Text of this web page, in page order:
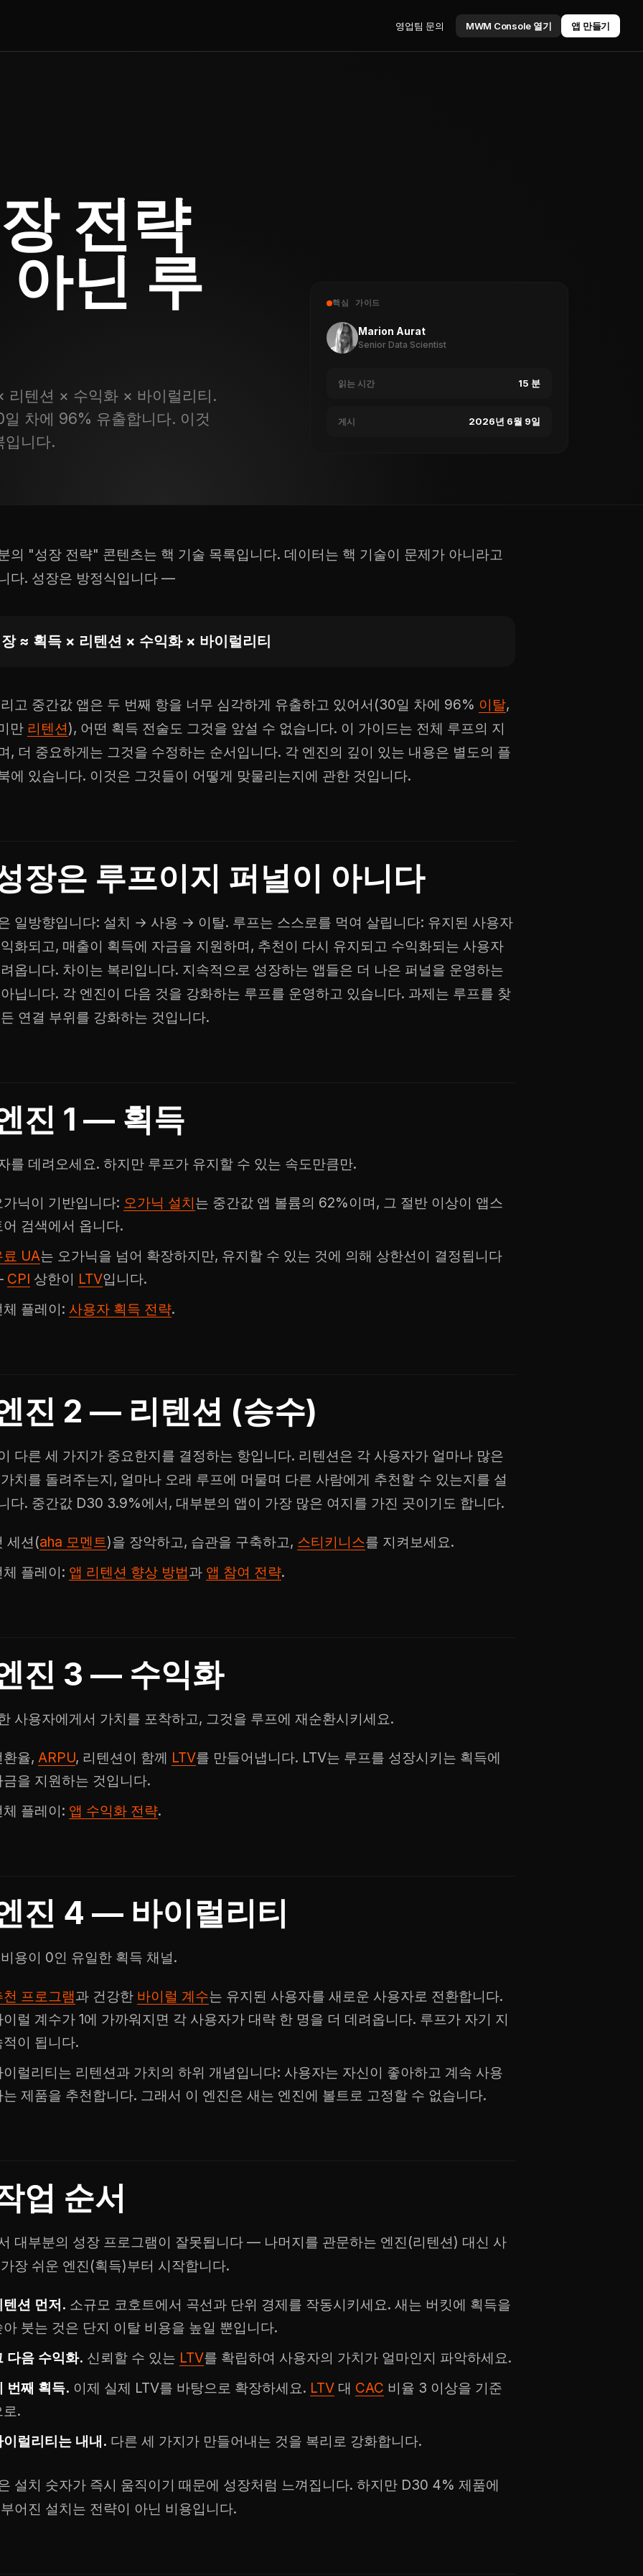
영업팀 문의 MWM Console 열기 앱 만들기
전략
닌 루
텐션 × 수익화 × 바이럴리티.
차에 96% 유출합니다. 이것
입니다.
핵심 가이드
Marion Aurat
Senior Data Scientist
읽는 시간 15 분
게시 2026년 6월 9일
의 "성장 전략" 콘텐츠는 핵 기술 목록입니다. 데이터는 핵 기술이 문제가 아니라고
다. 성장은 방정식입니다 —
≈ 획득 × 리텐션 × 수익화 × 바이럴리티
고 중간값 앱은 두 번째 항을 너무 심각하게 유출하고 있어서(30일 차에 96% 이탈,
만 리텐션), 어떤 획득 전술도 그것을 앞설 수 없습니다. 이 가이드는 전체 루프의 지
, 더 중요하게는 그것을 수정하는 순서입니다. 각 엔진의 깊이 있는 내용은 별도의 플
에 있습니다. 이것은 그것들이 어떻게 맞물리는지에 관한 것입니다.
장은 루프이지 퍼널이 아니다
일방향입니다: 설치 → 사용 → 이탈. 루프는 스스로를 먹여 살립니다: 유지된 사용자
화되고, 매출이 획득에 자금을 지원하며, 추천이 다시 유지되고 수익화되는 사용자
옵니다. 차이는 복리입니다. 지속적으로 성장하는 앱들은 더 나은 퍼널을 운영하는
닙니다. 각 엔진이 다음 것을 강화하는 루프를 운영하고 있습니다. 과제는 루프를 찾
연결 부위를 강화하는 것입니다.
진 1 — 획득
를 데려오세요. 하지만 루프가 유지할 수 있는 속도만큼만.
가닉이 기반입니다: 오가닉 설치는 중간값 앱 볼륨의 62%이며, 그 절반 이상이 앱스
어 검색에서 옵니다.
료 UA는 오가닉을 넘어 확장하지만, 유지할 수 있는 것에 의해 상한선이 결정됩니다
CPI 상한이 LTV입니다.
체 플레이: 사용자 획득 전략.
진 2 — 리텐션 (승수)
다른 세 가지가 중요한지를 결정하는 항입니다. 리텐션은 각 사용자가 얼마나 많은
치를 돌려주는지, 얼마나 오래 루프에 머물며 다른 사람에게 추천할 수 있는지를 설
다. 중간값 D30 3.9%에서, 대부분의 앱이 가장 많은 여지를 가진 곳이기도 합니다.
세션(aha 모멘트)을 장악하고, 습관을 구축하고, 스티키니스를 지켜보세요.
체 플레이: 앱 리텐션 향상 방법과 앱 참여 전략.
진 3 — 수익화
사용자에게서 가치를 포착하고, 그것을 루프에 재순환시키세요.
환율, ARPU, 리텐션이 함께 LTV를 만들어냅니다. LTV는 루프를 성장시키는 획득에
금을 지원하는 것입니다.
체 플레이: 앱 수익화 전략.
진 4 — 바이럴리티
용이 0인 유일한 획득 채널.
천 프로그램과 건강한 바이럴 계수는 유지된 사용자를 새로운 사용자로 전환합니다.
이럴 계수가 1에 가까워지면 각 사용자가 대략 한 명을 더 데려옵니다. 루프가 자기 지
적이 됩니다.
이럴리티는 리텐션과 가치의 하위 개념입니다: 사용자는 자신이 좋아하고 계속 사용
는 제품을 추천합니다. 그래서 이 엔진은 새는 엔진에 볼트로 고정할 수 없습니다.
업 순서
대부분의 성장 프로그램이 잘못됩니다 — 나머지를 관문하는 엔진(리텐션) 대신 사
장 쉬운 엔진(획득)부터 시작합니다.
텐션 먼저. 소규모 코호트에서 곡선과 단위 경제를 작동시키세요. 새는 버킷에 획득을
아 붓는 것은 단지 이탈 비용을 높일 뿐입니다.
다음 수익화. 신뢰할 수 있는 LTV를 확립하여 사용자의 가치가 얼마인지 파악하세요.
번째 획득. 이제 실제 LTV를 바탕으로 확장하세요. LTV 대 CAC 비율 3 이상을 기준
로.
이럴리티는 내내. 다른 세 가지가 만들어내는 것을 복리로 강화합니다.
설치 숫자가 즉시 움직이기 때문에 성장처럼 느껴집니다. 하지만 D30 4% 제품에
어진 설치는 전략이 아닌 비용입니다.